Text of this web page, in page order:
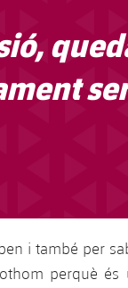
i també per
perquè és